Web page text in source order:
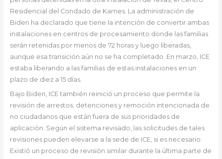
Residencial del Condado de Karnes. La administración de
Biden ha declarado que tiene la intención de convertir ambas
instalaciones en centros de procesamiento donde las familias
serán retenidas por menos de 72 horas y luego liberadas,
aunque esa transición aún no se ha completado. En marzo, ICE
estaba liberando a las familias de estas instalaciones en un
plazo de diez a 15 días.
Bajo Biden, ICE también reinició un proceso que permite la
revisión de arrestos, detenciones y remoción intencionada de
no ciudadanos que están fuera de sus prioridades de
aplicación. Según el sistema revisado, las solicitudes de tales
revisiones pueden elevarse a la sede de ICE, si es necesario.
Existió un proceso de revisión similar durante la última parte de